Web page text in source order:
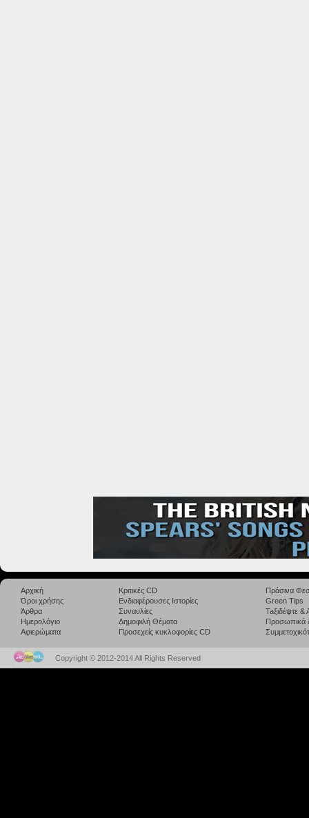
Αρχική
Όροι χρήσης
Άρθρα
Ημερολόγιο
Αφιερώματα
Κριτικές CD
Ενδιαφέρουσες Ιστορίες
Συναυλίες
Δημοφιλή Θέματα
Προσεχείς κυκλοφορίες CD
Πράσινα
Green Tips
Taξιδέψτε
Προσωπικά
Copyright © 2012-2014 All Rights Reserved